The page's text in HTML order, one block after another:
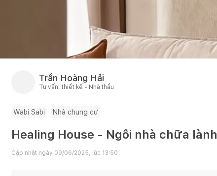
Trần Hoàng Hải
Tư vấn, thiết kế - Nhà thầu
Wabi Sabi Nhà chung cư
Healing House - Ngôi nhà chữa lành
Cập nhật ngày 09/06/2025, lúc 13:50